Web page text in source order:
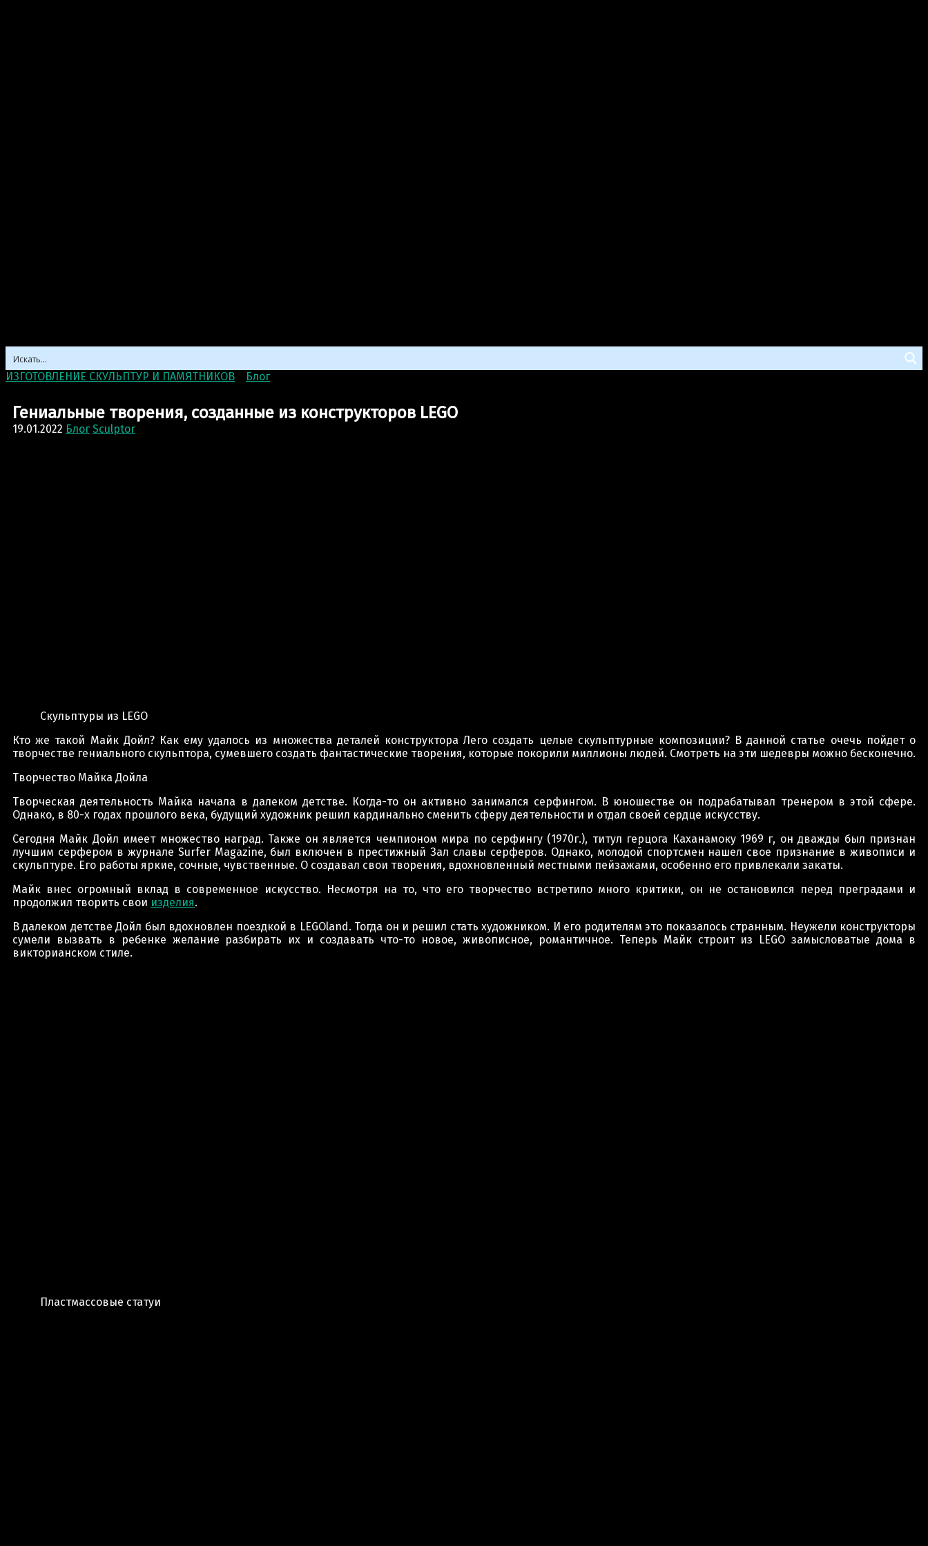
ИЗГОТОВЛЕНИЕ СКУЛЬПТУР И ПАМЯТНИКОВ Блог>
Гениальные творения, созданные из конструкторов LEGO
19.01.2022 Блог Sculptor
Скульптуры из LEGO
Кто же такой Майк Дойл? Как ему удалось из множества деталей конструктора Лего создать целые скульптурные композиции? В данной статье очечь пойдет о
творчестве гениального скульптора, сумевшего создать фантастические творения, которые покорили миллионы людей. Смотреть на эти шедевры можно бесконечно.
Творчество Майка Дойла
Творческая деятельность Майка начала в далеком детстве. Когда-то он активно занимался серфингом. В юношестве он подрабатывал тренером в этой сфере.
Однако, в 80-х годах прошлого века, будущий художник решил кардинально сменить сферу деятельности и отдал своей сердце искусству.
Сегодня Майк Дойл имеет множество наград. Также он является чемпионом мира по серфингу (1970г.), титул герцога Каханамоку 1969 г, он дважды был признан
лучшим серфером в журнале Surfer Magazine, был включен в престижный Зал славы серферов. Однако, молодой спортсмен нашел свое признание в живописи и
скульптуре. Его работы яркие, сочные, чувственные. О создавал свои творения, вдохновленный местными пейзажами, особенно его привлекали закаты.
Майк внес огромный вклад в современное искусство. Несмотря на то, что его творчество встретило много критики, он не остановился перед преградами и
продолжил творить свои изделия.
В далеком детстве Дойл был вдохновлен поездкой в ​​LEGOland. Тогда он и решил стать художником. И его родителям это показалось странным. Неужели конструкторы
сумели вызвать в ребенке желание разбирать их и создавать что-то новое, живописное, романтичное. Теперь Майк строит из LEGO замысловатые дома в
викторианском стиле.
Пластмассовые статуи